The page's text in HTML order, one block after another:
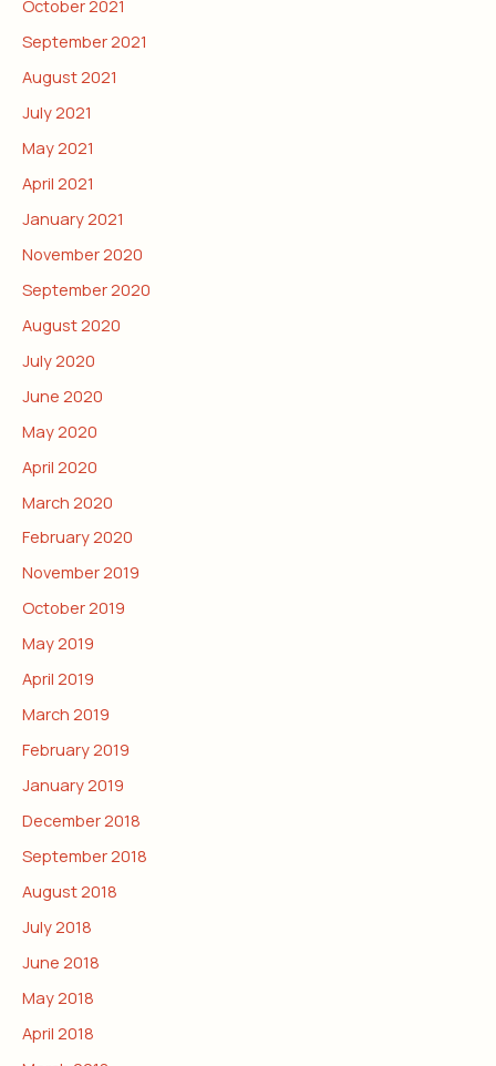
October 2021
September 2021
August 2021
July 2021
May 2021
April 2021
January 2021
November 2020
September 2020
August 2020
July 2020
June 2020
May 2020
April 2020
March 2020
February 2020
November 2019
October 2019
May 2019
April 2019
March 2019
February 2019
January 2019
December 2018
September 2018
August 2018
July 2018
June 2018
May 2018
April 2018